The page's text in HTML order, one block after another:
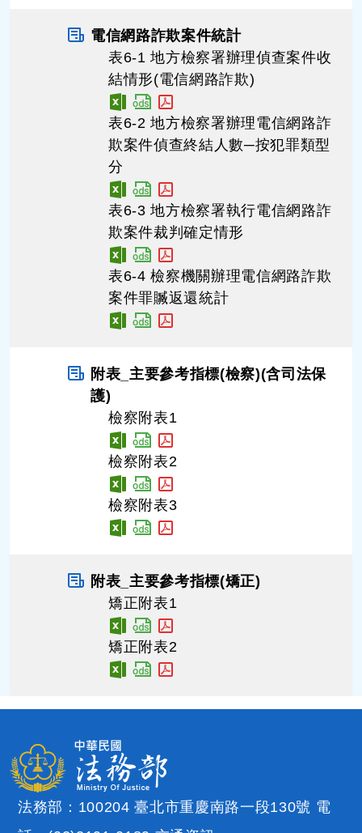
電信網路詐欺案件統計
表6-1 地方檢察署辦理偵查案件收
結情形(電信網路詐欺)
表6-2 地方檢察署辦理電信網路詐
欺案件偵查終結人數─按犯罪類型
分
表6-3 地方檢察署執行電信網路詐
欺案件裁判確定情形
表6-4 檢察機關辦理電信網路詐欺
案件罪贓返還統計
附表_主要參考指標(檢察)(含司法保
護)
檢察附表1
檢察附表2
檢察附表3
附表_主要參考指標(矯正)
矯正附表1
矯正附表2
法務部：100204 臺北市重慶南路一段130號 電